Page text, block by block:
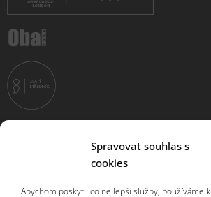
Spravovat souhlas s
cookies
Abychom poskytli co nejlepší služby, používáme